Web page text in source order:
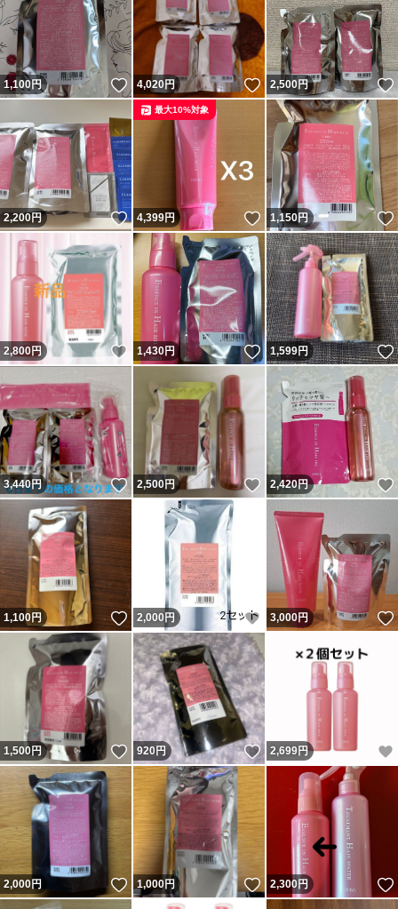
1,100円 いいね！
4,020円 いいね！
2,500円
2,200円 いいね！
4,399円 いいね！
最大10%対象
1,150円
2,800円 いいね！
1,430円 いいね！
1,599円
3,440円 いいね！
2,500円 いいね！
2,420円
1,100円 いいね！
2,000 円 いいね！
3,000円
1,500円 いいね！
920円 いいね！
2,699円
2,000円 いいね！
1,000円 いいね！
2,300円